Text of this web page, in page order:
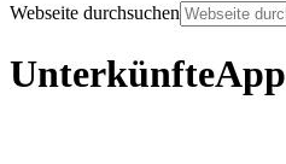
Webseite durchsuchen
Unterkünfte